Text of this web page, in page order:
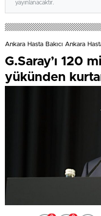
yayınlanacaktır.
Ankara Hasta Bakıcı Ankara
G.Saray’ı 120
yükünden